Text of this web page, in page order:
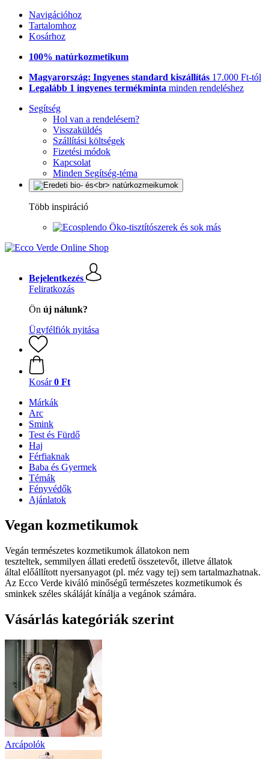
Navigációhoz
Tartalomhoz
Kosárhoz
100% natúrkozmetikum
Magyarország: Ingyenes standard kiszállítás 17.000 Ft-tól
Legalább 1 ingyenes termékminta minden rendeléshez
Segítség
Hol van a rendelésem?
Visszaküldés
Szállítási költségek
Fizetési módok
Kapcsolat
Minden Segítség-téma
Több inspiráció
Öko-tisztítószerek és sok más
Bejelentkezés
Feliratkozás
Ön új nálunk?
Ügyfélfiók nyitása
Kosár 0 Ft
Márkák
Arc
Smink
Test és Fürdő
Haj
Férfiaknak
Baba és Gyermek
Témák
Fényvédők
Ajánlatok
Vegan kozmetikumok
Vegán természetes kozmetikumok állatokon nem
teszteltek, semmilyen állati eredetű összetevőt, illetve állatok
által előállított nyersanyagot (pl. méz vagy tej) sem tartalmazhatnak.
Az Ecco Verde kiváló minőségű természetes kozmetikumok és
sminkek széles skáláját kínálja a vegánok számára.
Vásárlás kategóriák szerint
Arcápolók